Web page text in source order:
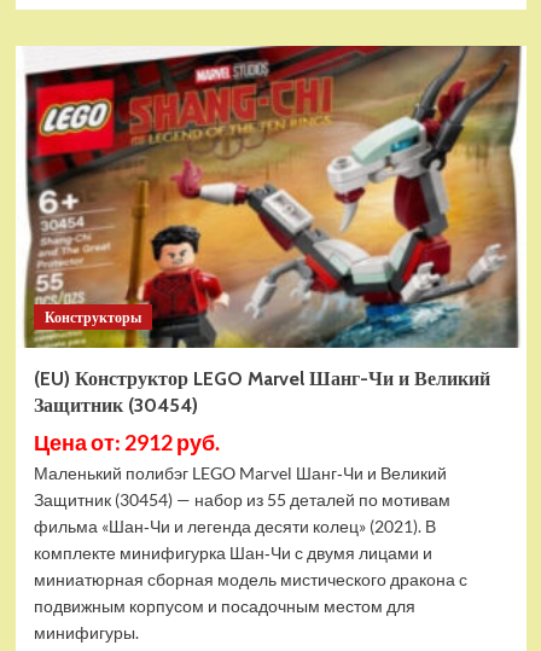
(EU)
Конструктор
LEGO
City
Лаборатория
космических
наук
(60439)
Конструкторы
(EU) Конструктор LEGO Marvel Шанг-Чи и Великий
Защитник (30454)
Цена от: 2912 руб.
Маленький полибэг LEGO Marvel Шанг‑Чи и Великий
Защитник (30454) — набор из 55 деталей по мотивам
фильма «Шан‑Чи и легенда десяти колец» (2021). В
комплекте минифигурка Шан‑Чи с двумя лицами и
миниатюрная сборная модель мистического дракона с
подвижным корпусом и посадочным местом для
минифигуры.